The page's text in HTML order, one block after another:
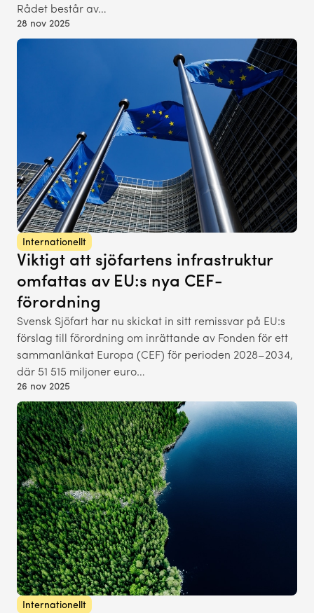
Rådet består av…
28 nov 2025
Internationellt
Viktigt att sjöfartens infrastruktur
omfattas av EU:s nya CEF-
förordning
Svensk Sjöfart har nu skickat in sitt remissvar på EU:s
förslag till förordning om inrättande av Fonden för ett
sammanlänkat Europa (CEF) för perioden 2028–2034,
där 51 515 miljoner euro…
26 nov 2025
Internationellt